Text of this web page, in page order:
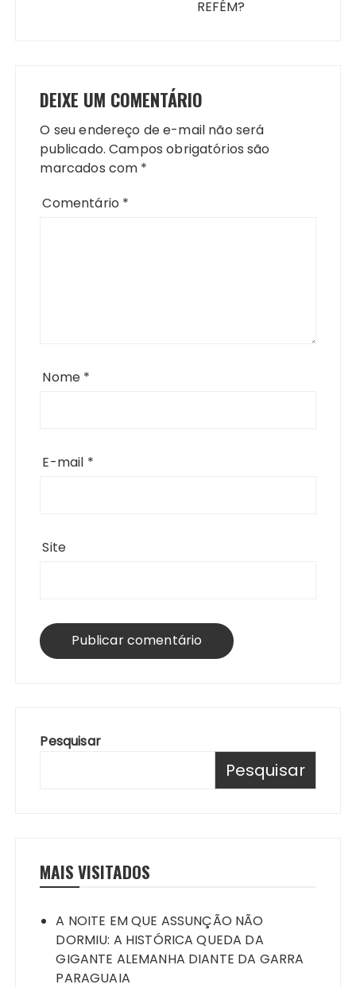
REFÉM?
DEIXE UM COMENTÁRIO
O seu endereço de e-mail não será
publicado. Campos obrigatórios são
marcados com *
Comentário *
Nome *
E-mail *
Site
Pesquisar
Pesquisar
MAIS VISITADOS
A NOITE EM QUE ASSUNÇÃO NÃO
DORMIU: A HISTÓRICA QUEDA DA
GIGANTE ALEMANHA DIANTE DA GARRA
PARAGUAIA